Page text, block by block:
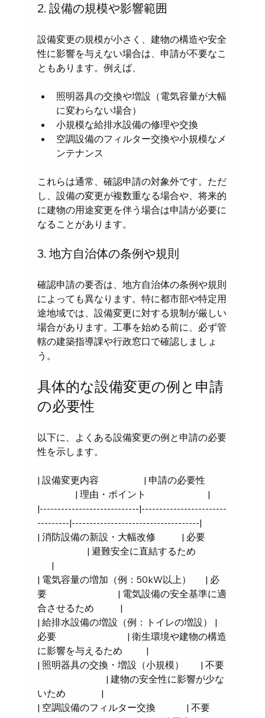
2. 設備の規模や影響範囲
設備変更の規模が小さく、建物の構造や安全
性に影響を与えない場合は、申請が不要なこ
ともあります。例えば、
照明器具の交換や増設（電気容量が大幅
に変わらない場合）
小規模な給排水設備の修理や交換
空調設備のフィルター交換や小規模なメ
ンテナンス
これらは通常、確認申請の対象外です。ただ
し、設備の変更が複数重なる場合や、将来的
に建物の用途変更を伴う場合は申請が必要に
なることがあります。
3. 地方自治体の条例や規則
確認申請の要否は、地方自治体の条例や規則
によっても異なります。特に都市部や特定用
途地域では、設備変更に対する規制が厳しい
場合があります。工事を始める前に、必ず管
轄の建築指導課や行政窓口で確認しましょ
う。
具体的な設備変更の例と申請
の必要性
以下に、よくある設備変更の例と申請の必要
性を示します。
| 設備変更内容                   | 申請の必要性
                | 理由・ポイント                          |
|----------------------------|------------------------
---------|------------------------------------|
| 消防設備の新設・大幅改修           | 必要
                     | 避難安全に直結するため
      |
| 電気容量の増加（例：50kW以上）      | 必
要                              | 電気設備の安全基準に適
合させるため           |
| 給排水設備の増設（例：トイレの増設） |
必要                              | 衛生環境や建物の構造
に影響を与えるため          |
| 照明器具の交換・増設（小規模）       | 不要
                             | 建物の安全性に影響が少な
いため               |
| 空調設備のフィルター交換             | 不要